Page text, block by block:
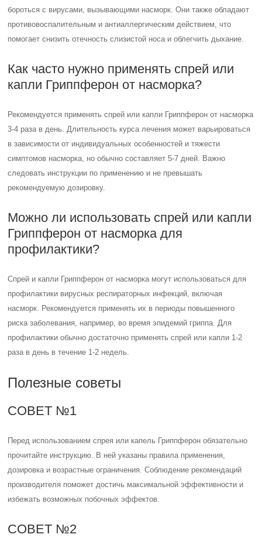
бороться с вирусами, вызывающими насморк. Они также обладают
противовоспалительным и антиаллергическим действием, что
помогает снизить отечность слизистой носа и облегчить дыхание.
Как часто нужно применять спрей или
капли Гриппферон от насморка?
Рекомендуется применять спрей или капли Гриппферон от насморка
3-4 раза в день. Длительность курса лечения может варьироваться
в зависимости от индивидуальных особенностей и тяжести
симптомов насморка, но обычно составляет 5-7 дней. Важно
следовать инструкции по применению и не превышать
рекомендуемую дозировку.
Можно ли использовать спрей или капли
Гриппферон от насморка для
профилактики?
Спрей и капли Гриппферон от насморка могут использоваться для
профилактики вирусных респираторных инфекций, включая
насморк. Рекомендуется применять их в периоды повышенного
риска заболевания, например, во время эпидемий гриппа. Для
профилактики обычно достаточно применять спрей или капли 1-2
раза в день в течение 1-2 недель.
Полезные советы
СОВЕТ №1
Перед использованием спрея или капель Гриппферон обязательно
прочитайте инструкцию. В ней указаны правила применения,
дозировка и возрастные ограничения. Соблюдение рекомендаций
производителя поможет достичь максимальной эффективности и
избежать возможных побочных эффектов.
СОВЕТ №2